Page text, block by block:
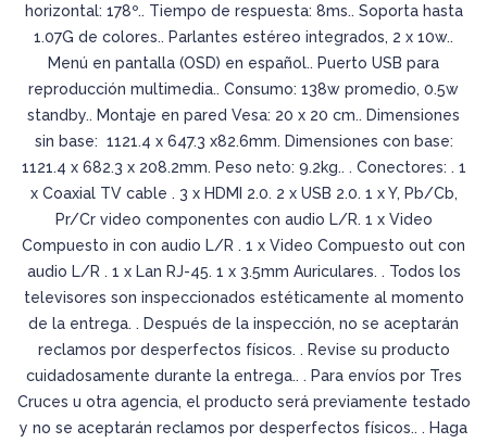
horizontal: 178º.. Tiempo de respuesta: 8ms.. Soporta hasta
1.07G de colores.. Parlantes estéreo integrados, 2 x 10w..
Menú en pantalla (OSD) en español.. Puerto USB para
reproducción multimedia.. Consumo: 138w promedio, 0.5w
standby.. Montaje en pared Vesa: 20 x 20 cm.. Dimensiones
sin base: 1121.4 x 647.3 x82.6mm. Dimensiones con base:
1121.4 x 682.3 x 208.2mm. Peso neto: 9.2kg.. . Conectores: . 1
x Coaxial TV cable . 3 x HDMI 2.0. 2 x USB 2.0. 1 x Y, Pb/Cb,
Pr/Cr video componentes con audio L/R. 1 x Video
Compuesto in con audio L/R . 1 x Video Compuesto out con
audio L/R . 1 x Lan RJ-45. 1 x 3.5mm Auriculares. . Todos los
televisores son inspeccionados estéticamente al momento
de la entrega. . Después de la inspección, no se aceptarán
reclamos por desperfectos físicos. . Revise su producto
cuidadosamente durante la entrega.. . Para envíos por Tres
Cruces u otra agencia, el producto será previamente testado
y no se aceptarán reclamos por desperfectos físicos.. . Haga